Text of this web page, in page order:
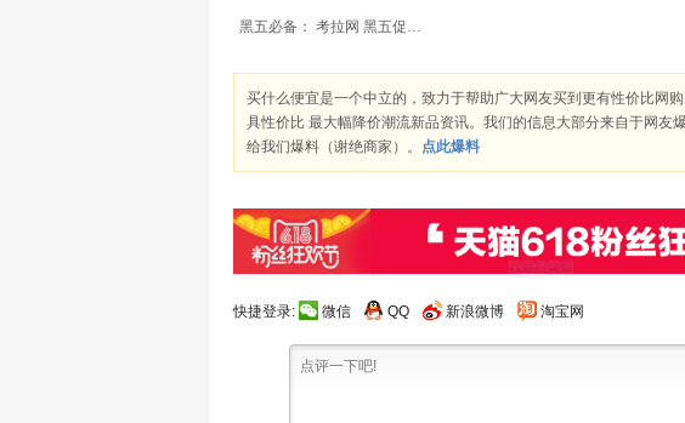
黑五必备： 考拉网 黑五促销 万券齐发 领券汇总
买什么便宜是一个中立的，致力于帮助广大网友买到更有性价比网
具性价比 最大幅降价潮流新品资讯。我们的信息大部分来自于网友
给我们爆料（谢绝商家）。 点此爆料
快捷登录: 微信 QQ 新浪微博 淘宝网